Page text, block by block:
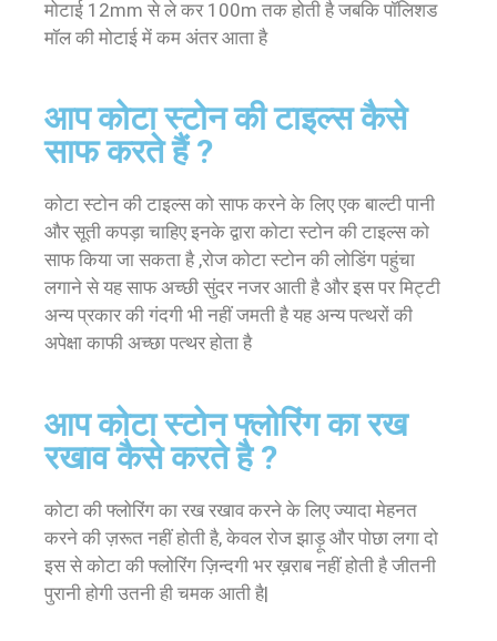
मोटाई 12mm से ले कर 100m तक होती है जबकि पॉलिशड
मॉल की मोटाई में कम अंतर आता है
आप कोटा स्टोन की टाइल्स कैसे
साफ करते हैं ?
कोटा स्टोन की टाइल्स को साफ करने के लिए एक बाल्टी पानी
और सूती कपड़ा चाहिए इनके द्वारा कोटा स्टोन की टाइल्स को
साफ किया जा सकता है ,रोज कोटा स्टोन की लोडिंग पहुंचा
लगाने से यह साफ अच्छी सुंदर नजर आती है और इस पर मिट्टी
अन्य प्रकार की गंदगी भी नहीं जमती है यह अन्य पत्थरों की
अपेक्षा काफी अच्छा पत्थर होता है
आप कोटा स्टोन फ्लोरिंग का रख
रखाव कैसे करते है ?
कोटा की फ्लोरिंग का रख रखाव करने के लिए ज्यादा मेहनत
करने की ज़रूत नहीं होती है, केवल रोज झाड़ू और पोछा लगा दो
इस से कोटा की फ्लोरिंग ज़िन्दगी भर ख़राब नहीं होती है जीतनी
पुरानी होगी उतनी ही चमक आती है|